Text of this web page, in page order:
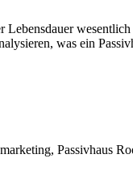
was ein
Passivhaus